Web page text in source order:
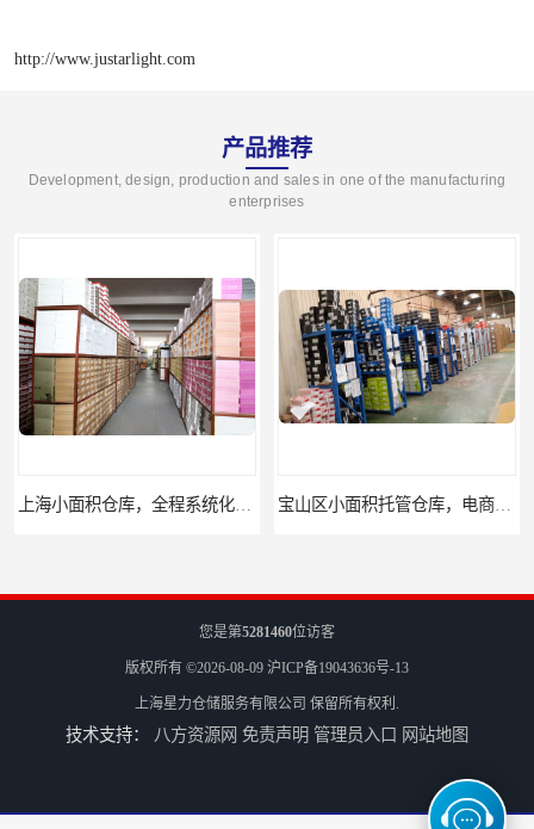
http://www.justarlight.com
产品推荐
Development, design, production and sales in one of the manufacturing
enterprises
浦东新区小面积仓库，电商托管仓库
您是第5281460位访客
版权所有 ©2026-08-09 沪ICP备19043636号-13
上海星力仓储服务有限公司 保留所有权利.
技术支持： 八方资源网 免责声明 管理员入口 网站地图